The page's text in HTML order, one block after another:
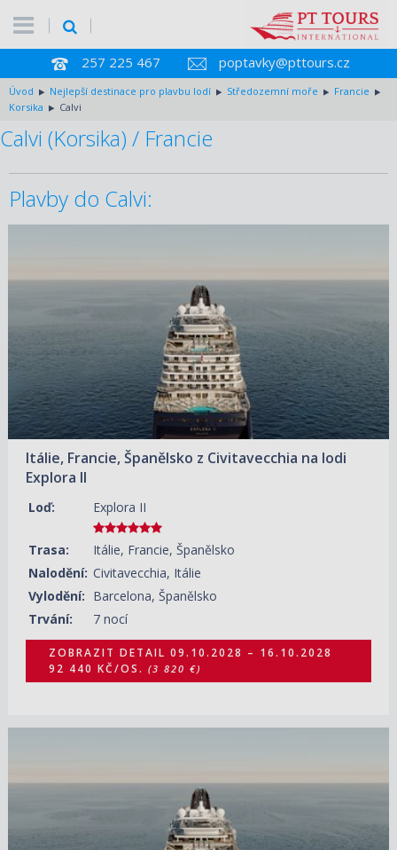
257 225 467 poptavky@pttours.cz
Úvod Nejlepší destinace pro plavbu lodí Středozemní moře
Francie
Korsika
Calvi
Calvi (Korsika) / Francie
Plavby do Calvi:
Itálie, Francie, Španělsko z Civitavecchia na lodi
Explora II
Loď: Explora II
Trasa:
Itálie, Francie, Španělsko
Nalodění: Civitavecchia, Itálie
Vylodění: Barcelona, Španělsko
Trvání:
7 nocí
ZOBRAZIT DETAIL 09.10.2028 – 16.10.2028
92 440 KČ/OS. (3 820 €)